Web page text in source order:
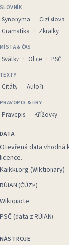
SLOVNÍK
Synonyma Cizí slova
Gramatika
Zkratky
MÍSTA & ČAS
Svátky Obce PSČ
TEXTY
Citáty Autoři
PRAVOPIS & HRY
Pravopis Křížovky
DATA
Otevřená data vhodná
licence.
Kaikki.org (Wiktionary)
RÚIAN (ČÚZK)
Wikiquote
PSČ (data z RÚIAN)
NÁSTROJE